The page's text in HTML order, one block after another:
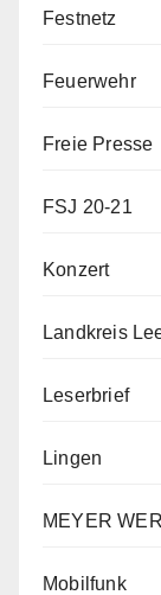
Festnetz
Feuerwehr
Freie Presse
FSJ 20-21
Konzert
Landkreis
Leserbrief
Lingen
MEYER
Mobilfunk